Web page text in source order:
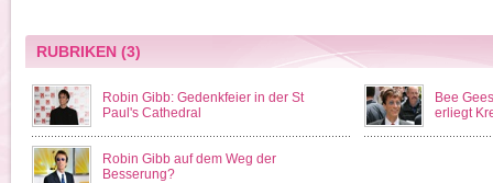
RUBRIKEN(3)
Robin Gibb: Gedenkfeier in der St
Paul's Cathedral
Bee
erliegt
Robin Gibb auf dem Weg der
Besserung?